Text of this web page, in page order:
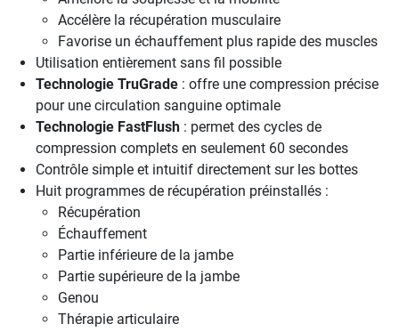
Accélère la récupération musculaire
Favorise un échauffement plus rapide des muscles
Utilisation entièrement sans fil possible
Technologie TruGrade : offre une compression précise
pour une circulation sanguine optimale
Technologie FastFlush : permet des cycles de
compression complets en seulement 60 secondes
Contrôle simple et intuitif directement sur les bottes
Huit programmes de récupération préinstallés :
Récupération
Échauffement
Partie inférieure de la jambe
Partie supérieure de la jambe
Genou
Thérapie articulaire